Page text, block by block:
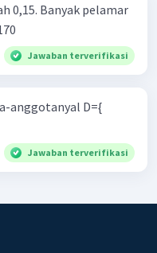
0,15. Banyak pelamar
Jawaban terverifikasi
anggotanyal D={
Jawaban terverifikasi